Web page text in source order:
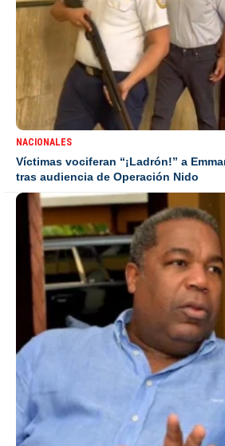
NACIONALES
Víctimas vociferan “¡Ladrón!” a
tras audiencia de Operación Nido